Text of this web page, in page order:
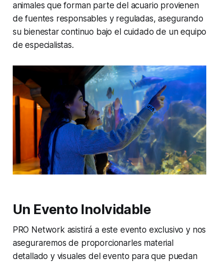
animales que forman parte del acuario provienen
de fuentes responsables y reguladas, asegurando
su bienestar continuo bajo el cuidado de un equipo
de especialistas.
Un Evento Inolvidable
PRO Network asistirá a este evento exclusivo y nos
aseguraremos de proporcionarles material
detallado y visuales del evento para que puedan